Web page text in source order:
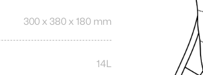
300 x 380 x 180 mm
14L